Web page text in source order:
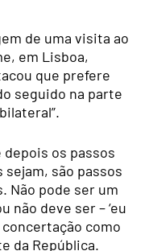
de uma visita ao
em Lisboa,
que prefere
seguido na parte
depois os passos
são passos
Não pode ser um
não deve ser – ‘eu
como
da República.